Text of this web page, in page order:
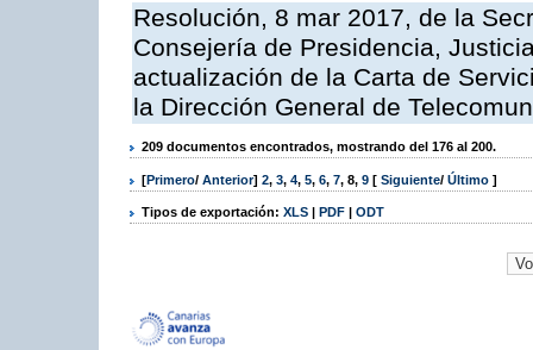
Resolución, 8 mar 2017, de la
Consejería de Presidencia,
actualización de la Carta de
la Dirección General de
209 documentos encontrados, mostrando del 176 al 200.
[Primero/ Anterior] 2, 3, 4, 5, 6, 7, 8, 9 [ Siguiente/ Último ]
Tipos de exportación: XLS | PDF | ODT